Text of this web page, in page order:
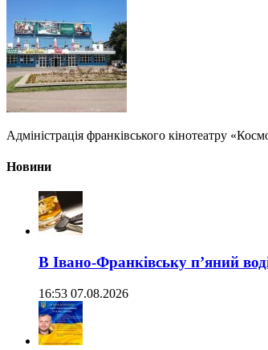
Адміністрація франківського кінотеатру
Новини
В Івано-Франківську п’яний
16:53 07.08.2026